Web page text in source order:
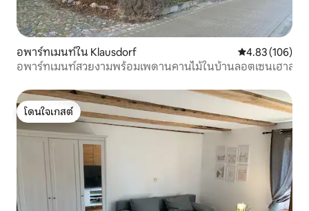
อพาร์ทเมนท์ใน Klausdorf คะแนนเฉลี่ย
4.83 (106)
อพาร์ทเมนท์สวยงามพร้อมเพดานคานไม้ในบ้านลอตเซนเฮาส์
โดนใจเกสต์
โดนใจเกสต์